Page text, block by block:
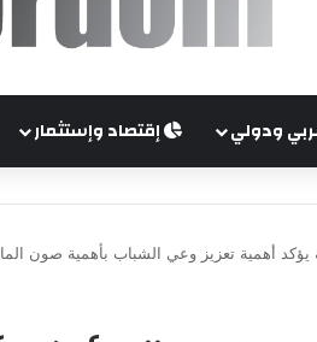
ودولي إقتصاد وإستثمار
أهمية تعزيز وعي الشباب بأهمية صون